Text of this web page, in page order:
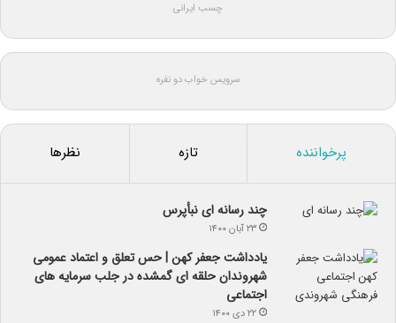
چسب ایرانی
سرویس خواب دو نفره
پرخواننده تازه نظرها
چند رسانه ای نبأپرس
۲۳ آبان ۱۴۰۰
یادداشت جعفر کهن | حس تعلق و اعتماد عمومی
شهروندان حلقه ای گمشده در جلب سرمایه های
اجتماعی
۲۲ دی ۱۴۰۰